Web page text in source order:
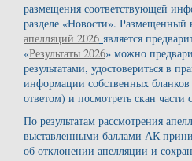
размещения соответствующей
разделе «Новости». Размещенный
апелляций 2026 является
«Результаты 2026» можно
результатами, удостовериться в
информации собственных
ответом) и посмотреть скан части
По результатам рассмотрения
выставленными баллами АК
об отклонении апелляции и